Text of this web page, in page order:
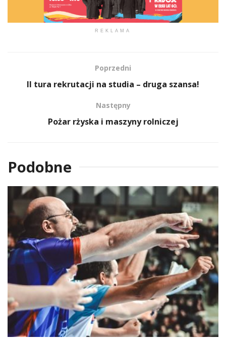
REKLAMA
Poprzedni
II tura rekrutacji na studia – druga szansa!
Następny
Pożar rżyska i maszyny rolniczej
Podobne